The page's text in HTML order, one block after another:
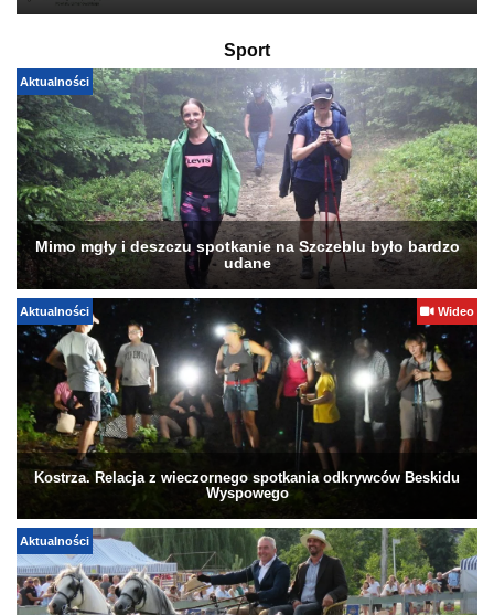
Sport
Aktualności
Mimo mgły i deszczu spotkanie na Szczeblu było bardzo
udane
Aktualności Wideo
Kostrza. Relacja z wieczornego spotkania odkrywców Beskidu
Wyspowego
Aktualności